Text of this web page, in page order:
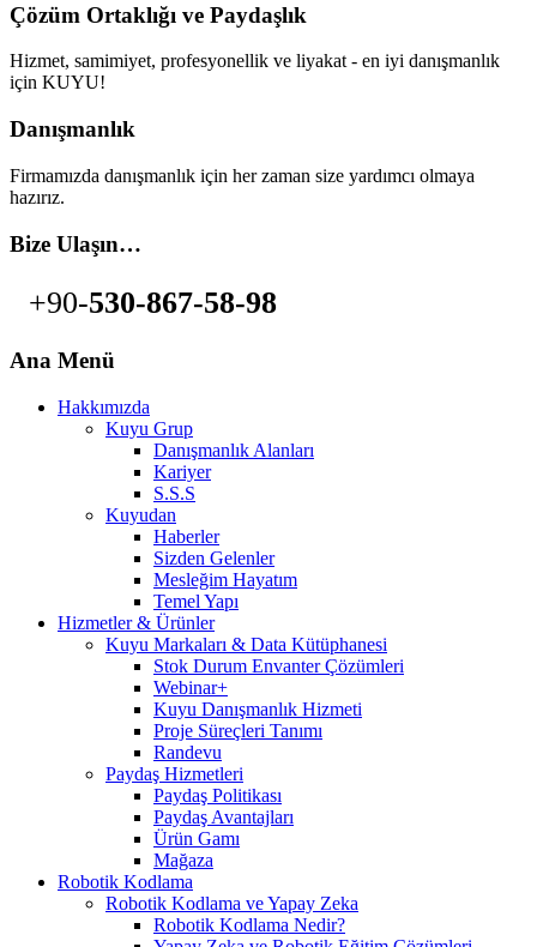
Çözüm Ortaklığı ve Paydaşlık
Hizmet, samimiyet, profesyonellik ve liyakat - en iyi danışmanlık
için KUYU!
Danışmanlık
Firmamızda danışmanlık için her zaman size yardımcı olmaya
hazırız.
Bize Ulaşın…
+90-530-867-58-98
Ana Menü
Hakkımızda
Kuyu Grup
Danışmanlık Alanları
Kariyer
S.S.S
Kuyudan
Haberler
Sizden Gelenler
Mesleğim Hayatım
Temel Yapı
Hizmetler & Ürünler
Kuyu Markaları & Data Kütüphanesi
Stok Durum Envanter Çözümleri
Webinar+
Kuyu Danışmanlık Hizmeti
Proje Süreçleri Tanımı
Randevu
Paydaş Hizmetleri
Paydaş Politikası
Paydaş Avantajları
Ürün Gamı
Mağaza
Robotik Kodlama
Robotik Kodlama ve Yapay Zeka
Robotik Kodlama Nedir?